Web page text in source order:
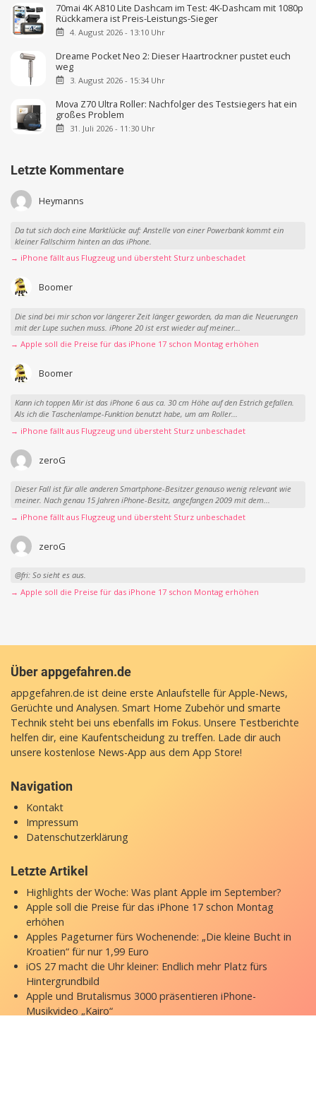
70mai 4K A810 Lite Dashcam im Test: 4K-Dashcam mit 1080p
Rückkamera ist Preis-Leistungs-Sieger
4. August 2026 - 13:10 Uhr
Dreame Pocket Neo 2: Dieser Haartrockner pustet euch
weg
3. August 2026 - 15:34 Uhr
Mova Z70 Ultra Roller: Nachfolger des Testsiegers hat ein
großes Problem
31. Juli 2026 - 11:30 Uhr
Letzte Kommentare
Heymanns
Da tut sich doch eine Marktlücke auf: Anstelle von einer Powerbank kommt ein
kleiner Fallschirm hinten an das iPhone.
→ iPhone fällt aus Flugzeug und übersteht Sturz unbeschadet
Boomer
Die sind bei mir schon vor längerer Zeit länger geworden, da man die Neuerungen
mit der Lupe suchen muss. iPhone 20 ist erst wieder auf meiner...
→ Apple soll die Preise für das iPhone 17 schon Montag erhöhen
Boomer
Kann ich toppen Mir ist das iPhone 6 aus ca. 30 cm Höhe auf den Estrich gefallen.
Als ich die Taschenlampe-Funktion benutzt habe, um am Roller...
→ iPhone fällt aus Flugzeug und übersteht Sturz unbeschadet
zeroG
Dieser Fall ist für alle anderen Smartphone-Besitzer genauso wenig relevant wie
meiner. Nach genau 15 Jahren iPhone-Besitz, angefangen 2009 mit dem...
→ iPhone fällt aus Flugzeug und übersteht Sturz unbeschadet
zeroG
@fri: So sieht es aus.
→ Apple soll die Preise für das iPhone 17 schon Montag erhöhen
Über appgefahren.de
appgefahren.de ist deine erste Anlaufstelle für Apple-News,
Gerüchte und Analysen. Smart Home Zubehör und smarte
Technik steht bei uns ebenfalls im Fokus. Unsere Testberichte
helfen dir, eine Kaufentscheidung zu treffen. Lade dir auch
unsere kostenlose News-App aus dem App Store!
Navigation
Kontakt
Impressum
Datenschutzerklärung
Letzte Artikel
Highlights der Woche: Was plant Apple im September?
Apple soll die Preise für das iPhone 17 schon Montag
erhöhen
Apples Pageturner fürs Wochenende: „Die kleine Bucht in
Kroatien“ für nur 1,99 Euro
iOS 27 macht die Uhr kleiner: Endlich mehr Platz fürs
Hintergrundbild
Apple und Brutalismus 3000 präsentieren iPhone-
Musikvideo „Kairo“